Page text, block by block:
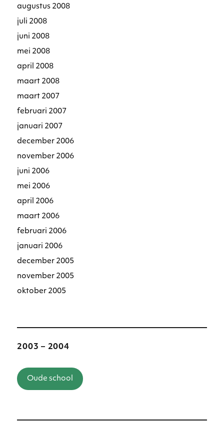
augustus 2008
juli 2008
juni 2008
mei 2008
april 2008
maart 2008
maart 2007
februari 2007
januari 2007
december 2006
november 2006
juni 2006
mei 2006
april 2006
maart 2006
februari 2006
januari 2006
december 2005
november 2005
oktober 2005
2003 – 2004
Oude school